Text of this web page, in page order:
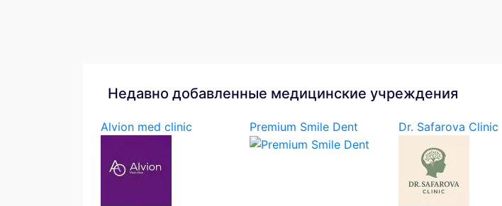
Недавно добавленные медицинские учреждения
Alvion med clinic Premium Smile Dent Dr. Safarova Clinic